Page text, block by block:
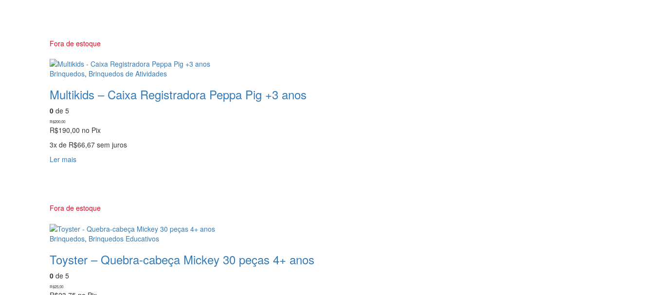
Fora de estoque
Brinquedos, Brinquedos de Atividades
Multikids – Caixa Registradora Peppa Pig +3 anos
0 de 5
R$200,00
R$190,00 no Pix
3x de R$66,67 sem juros
Ler mais
Fora de estoque
Brinquedos, Brinquedos Educativos
Toyster – Quebra-cabeça Mickey 30 peças 4+ anos
0 de 5
R$25,00